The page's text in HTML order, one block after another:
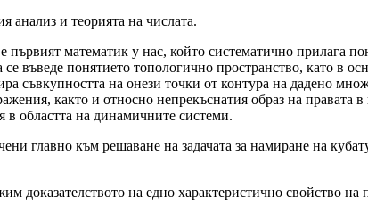
анализ и теорията на числата.
математик у нас, който систематично прилага
въведе понятието топологично пространство, като в
съвкупността на онези точки от контура на дадено
както и относно непрекъснатия образ на правата
областта на динамичните системи.
главно към решаване на задачата за намиране на
доказателството на едно характеристично свойство